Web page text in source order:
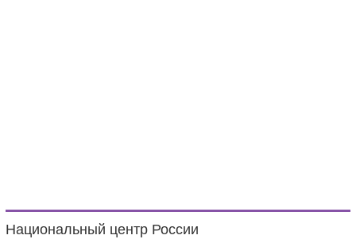
Национальный центр России